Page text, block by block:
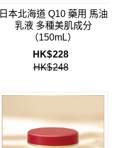
日本北海道 Q10 藥用 馬油
乳液 多種美肌成分
（150mL）
HK$228
HK$248